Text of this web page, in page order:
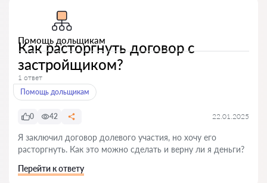
Помощь дольщикам
Как расторгнуть договор с
застройщиком?
1 ответ
Помощь дольщикам
0 42 22.01.2025
Я заключил договор долевого участия, но хочу его
расторгнуть. Как это можно сделать и верну ли я деньги?
Перейти к ответу